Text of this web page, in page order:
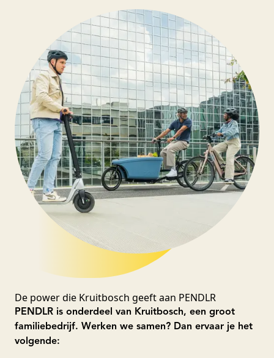
De power die Kruitbosch geeft aan PENDLR
PENDLR is onderdeel van Kruitbosch, een groot
familiebedrijf. Werken we samen? Dan ervaar je het
volgende: